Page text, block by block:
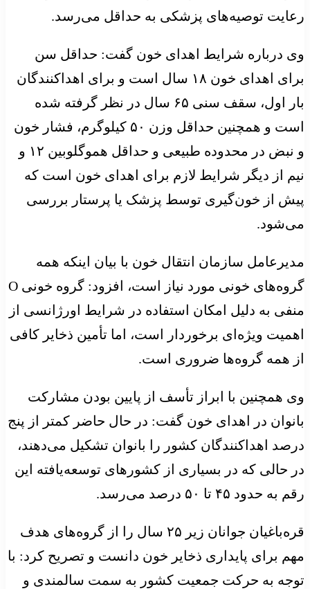
رعایت توصیه‌های پزشکی به حداقل می‌رسد.
وی درباره شرایط اهدای خون گفت: حداقل سن
برای اهدای خون ۱۸ سال است و برای اهداکنندگان
بار اول، سقف سنی ۶۵ سال در نظر گرفته شده
است و همچنین حداقل وزن ۵۰ کیلوگرم، فشار خون
و نبض در محدوده طبیعی و حداقل هموگلوبین ۱۲ و
نیم از دیگر شرایط لازم برای اهدای خون است که
پیش از خون‌گیری توسط پزشک یا پرستار بررسی
می‌شود.
مدیرعامل سازمان انتقال خون با بیان اینکه همه
گروه‌های خونی مورد نیاز است، افزود: گروه خونی O
منفی به دلیل امکان استفاده در شرایط اورژانسی از
اهمیت ویژه‌ای برخوردار است، اما تأمین ذخایر کافی
از همه گروه‌ها ضروری است.
وی همچنین با ابراز تأسف از پایین بودن مشارکت
بانوان در اهدای خون گفت: در حال حاضر کمتر از پنج
درصد اهداکنندگان کشور را بانوان تشکیل می‌دهند،
در حالی که در بسیاری از کشورهای توسعه‌یافته این
رقم به حدود ۴۵ تا ۵۰ درصد می‌رسد.
قره‌باغیان جوانان زیر ۲۵ سال را از گروه‌های هدف
مهم برای پایداری ذخایر خون دانست و تصریح کرد: با
توجه به حرکت جمعیت کشور به سمت سالمندی و